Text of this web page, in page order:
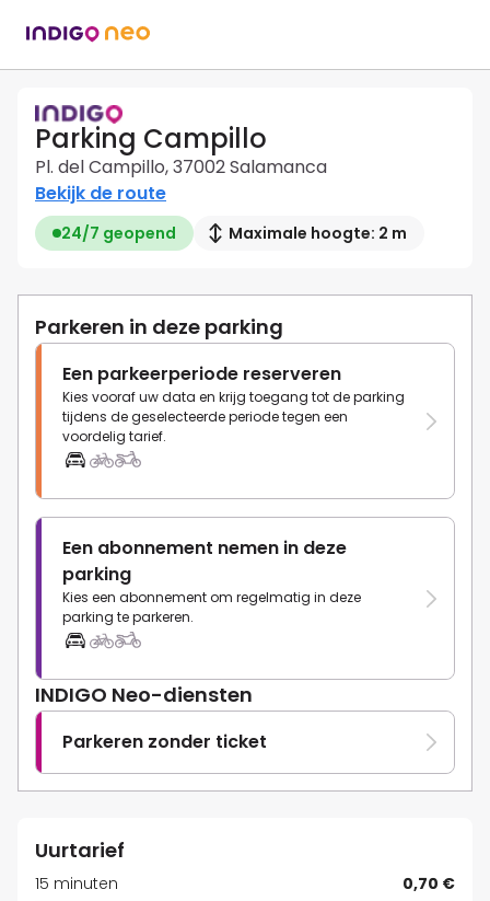
Parking Campillo
Pl. del Campillo, 37002 Salamanca
Bekijk de route
24/7 geopend Maximale hoogte: 2 m
Parkeren in deze parking
Een parkeerperiode reserveren
Kies vooraf uw data en krijg toegang tot de parking
tijdens de geselecteerde periode tegen een
voordelig tarief.
Een abonnement nemen in deze
parking
Kies een abonnement om regelmatig in deze
parking te parkeren.
INDIGO Neo-diensten
Parkeren zonder ticket
Uurtarief
15 minuten
0,70 €